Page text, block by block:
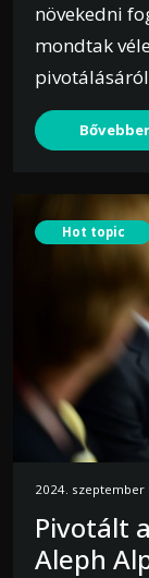
növekedni
mondtak
Hot topic
2024. szeptember
Pivotált
Aleph